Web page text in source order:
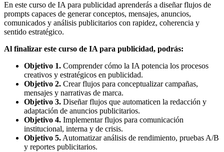
En este curso de IA para publicidad aprenderás a diseñar flujos de
prompts capaces de generar conceptos, mensajes, anuncios,
comunicados y análisis publicitarios con rapidez, coherencia y
sentido estratégico.
Al finalizar este curso de IA para publicidad, podrás:
Objetivo 1. Comprender cómo la IA potencia los procesos
creativos y estratégicos en publicidad.
Objetivo 2. Crear flujos para conceptualizar campañas,
mensajes y narrativas de marca.
Objetivo 3. Diseñar flujos que automaticen la redacción y
adaptación de anuncios publicitarios.
Objetivo 4. Implementar flujos para comunicación
institucional, interna y de crisis.
Objetivo 5. Automatizar análisis de rendimiento, pruebas A/B
y reportes publicitarios.